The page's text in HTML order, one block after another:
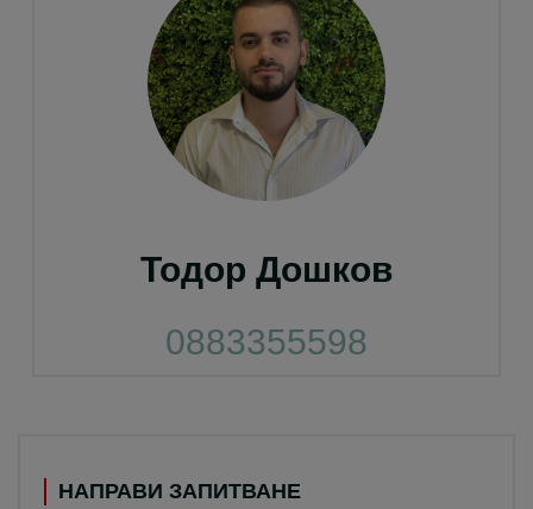
Тодор Дошков
0883355598
НАПРАВИ ЗАПИТВАНЕ